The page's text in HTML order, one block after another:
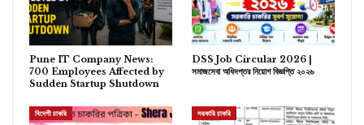
Pune IT Company News:
700 Employees Affected by
Sudden Startup Shutdown
DSS Job Circular 2026 |
সমাজসেবা অধিদপ্তর নিয়োগ বিজ্ঞপ্তি ২০২৬
বিদেশী চাকরি সরকারি চাকরি